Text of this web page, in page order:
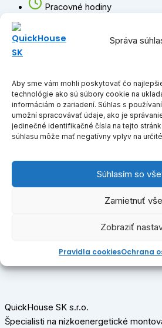
Správa
Aby sme vám mohli poskytovať čo
technológie ako sú súbory cookie na
informáciám o zariadení. Súhlas s
umožní spracovávať údaje, ako je
jedinečné identifikačné čísla na tejto
súhlasu môže mať negatívny vplyv na
Súhlasím so
Zamietnuť
Zobraziť
Pravidla cookiesOchrana
Pracovné hodiny
Pondelok – Piatok:
8:00 – 17:00
Sobota:
9:00 – 12:00
Prečo si vybrať QuickHouse
5-mesačná výstavba na kľúč
Spotreba od ≤ 30 € mesačne
Garancia konečnej ceny
QuickHouse SK s.r.o.
Špecialisti na nízkoenergetické